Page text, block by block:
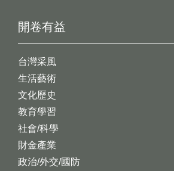
開卷有益
台灣采風
生活藝術
文化歷史
教育學習
社會/科學
財金產業
政治/外交/國防